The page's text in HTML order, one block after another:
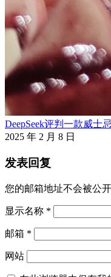
DeepSeek评判一款威士
2025 年 2 月 8 日
发表回复
您的邮箱地址不会被公开
显示名称 *
邮箱 *
网站